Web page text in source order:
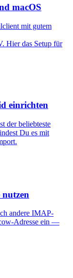
macOS
mit gutem
Hier das Setup für
einrichten
der beliebteste
Du es mit
andere IMAP-
Adresse ein —